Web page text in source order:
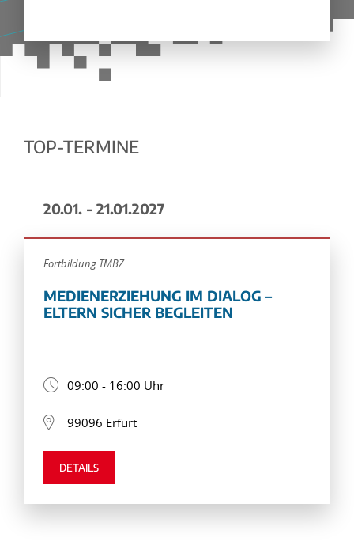
TOP-TERMINE
20.01. - 21.01.2027
Fortbildung TMBZ
MEDIENERZIEHUNG IM DIALOG –
ELTERN SICHER BEGLEITEN
09:00 - 16:00 Uhr
99096 Erfurt
DETAILS